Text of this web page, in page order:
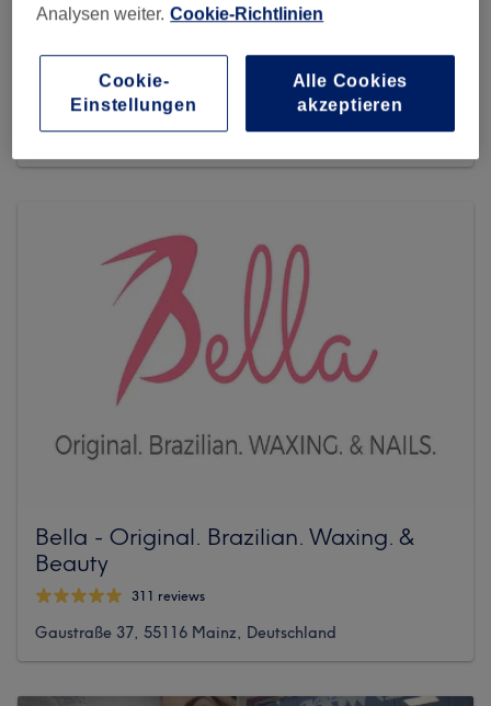
Janna Beauty
373 reviews
Gaustraße 43, 55116 Mainz
Bella - Original. Brazilian. Waxing. &
Beauty
311 reviews
Gaustraße 37, 55116 Mainz, Deutschland
Analysen weiter. Cookie-Richtlinien
Cookie-
Einstellungen
Alle Cookies
akzeptieren